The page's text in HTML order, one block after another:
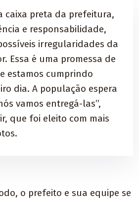
caixa preta da prefeitura,
e responsabilidade,
irregularidades da
Essa é uma promessa de
estamos cumprindo
dia. A população espera
vamos entregá-las”,
que foi eleito com mais
o prefeito e sua equipe se